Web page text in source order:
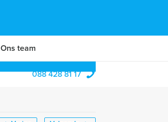
Ons team
088 428 81 17